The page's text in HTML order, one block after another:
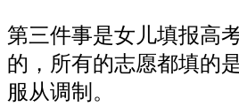
第三件事是女儿填报高
的，所有的志愿都填的
服从调制。